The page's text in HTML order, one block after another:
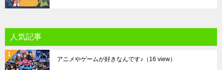
人気記事
アニメやゲームが好きなんです♪ （16 view）